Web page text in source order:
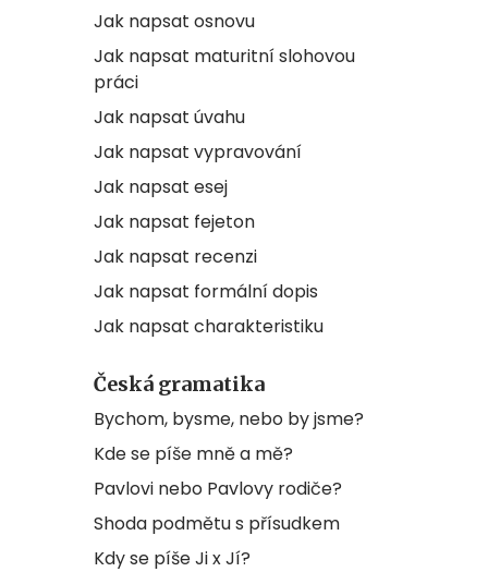
Jak napsat osnovu
Jak napsat maturitní slohovou
práci
Jak napsat úvahu
Jak napsat vypravování
Jak napsat esej
Jak napsat fejeton
Jak napsat recenzi
Jak napsat formální dopis
Jak napsat charakteristiku
Česká gramatika
Bychom, bysme, nebo by jsme?
Kde se píše mně a mě?
Pavlovi nebo Pavlovy rodiče?
Shoda podmětu s přísudkem
Kdy se píše Ji x Jí?